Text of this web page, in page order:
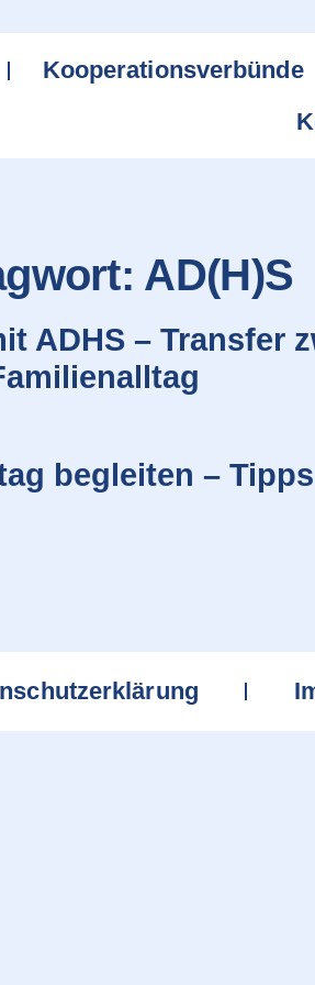
Kooperationsverbünde
AD(H)S
ADHS – Transfer
begleiten –